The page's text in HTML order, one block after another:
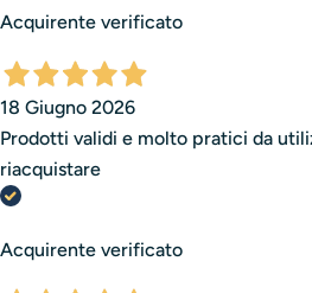
Acquirente verificato
18 Giugno 2026
Prodotti validi e molto pratici da
riacquistare
Acquirente verificato